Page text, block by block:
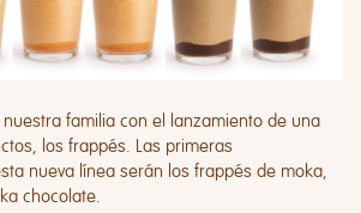
familia con el lanzamiento de una
los frappés. Las primeras
nueva línea serán los frappés de moka,
chocolate.